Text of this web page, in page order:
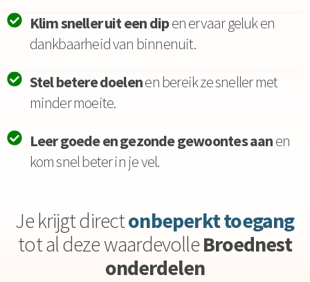
Klim sneller uit een dipen ervaar geluk en
dankbaarheid van binnenuit.
Stel betere doelenen bereik ze sneller met
minder moeite.
Leer goede en gezonde gewoontes aanen
kom snel beter in je vel.
Je krijgt directonbeperkt toegang
tot al deze waardevolleBroednest
onderdelen